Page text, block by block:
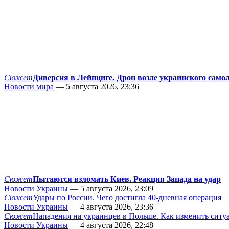
СюжетДиверсия в Лейпциге. Дрон возле украинского
Новости мира — 5 августа 2026, 23:36
СюжетПытаются взломать Киев. Реакция Запада на удар
Новости Украины — 5 августа 2026, 23:09
СюжетУдары по России. Чего достигла 40-дневная операция
Новости Украины — 4 августа 2026, 23:36
СюжетНападения на украинцев в Польше. Как изменить
Новости Украины — 4 августа 2026, 22:48